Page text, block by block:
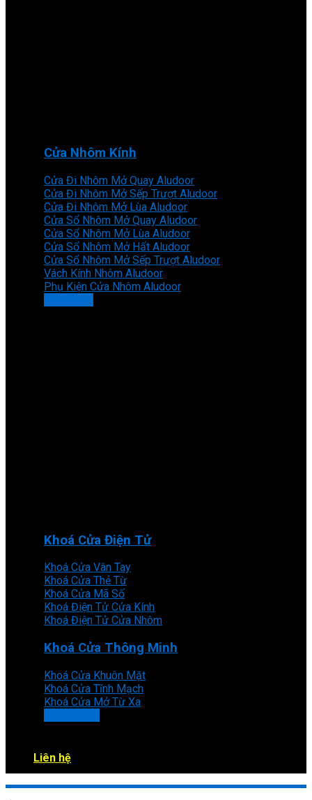
Cửa Nhôm Kính
Cửa Đi Nhôm Mở Quay Aludoor
Cửa Đi Nhôm Mở Sếp Trượt Aludoor
Cửa Đi Nhôm Mở Lùa Aludoor
Cửa Sổ Nhôm Mở Quay Aludoor
Cửa Sổ Nhôm Mở Lùa Aludoor
Cửa Sổ Nhôm Mở Hất Aludoor
Cửa Sổ Nhôm Mở Sếp Trượt Aludoor
Vách Kính Nhôm Aludoor
Phụ Kiện Cửa Nhôm Aludoor
Khoá Cửa Điện Tử
Khoá Cửa Vân Tay
Khoá Cửa Thẻ Từ
Khoá Cửa Mã Số
Khoá Điện Tử Cửa Kính
Khoá Điện Tử Cửa Nhôm
Khoá Cửa Thông Minh
Khoá Cửa Khuôn Mặt
Khoá Cửa Tĩnh Mạch
Khoá Cửa Mở Từ Xa
Liên hệ